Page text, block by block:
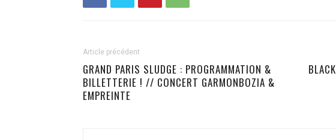
Article précédent
GRAND PARIS SLUDGE : PROGRAMMATION &
BILLETTERIE ! // CONCERT GARMONBOZIA &
EMPREINTE